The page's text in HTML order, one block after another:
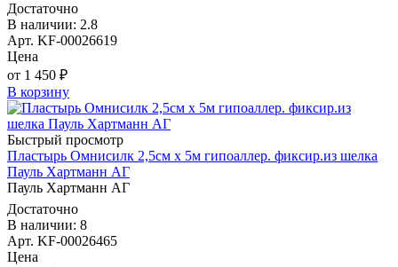
Достаточно
В наличии: 2.8
Арт. KF-00026619
Цена
от 1 450 ₽
В корзину
Быстрый просмотр
Пластырь Омнисилк 2,5см х 5м гипоаллер. фиксир.из шелка
Пауль Хартманн AГ
Пауль Хартманн AГ
Достаточно
В наличии: 8
Арт. KF-00026465
Цена